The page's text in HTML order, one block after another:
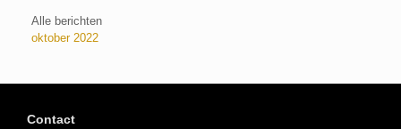
Alle berichten
oktober 2022
Contact